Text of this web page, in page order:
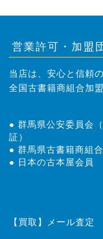
営業許可・加盟
当店は、安心と信頼
全国古書籍商組合加盟
● 群馬県公安委員会
証）
● 群馬県古書籍商組
● 日本の古本屋会員
【買取】メール査定